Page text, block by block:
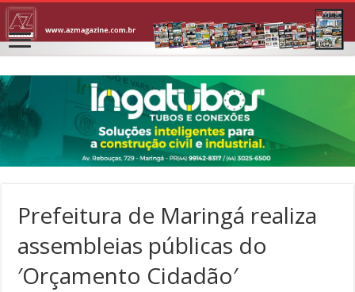
Prefeitura de Maringá realiza
assembleias públicas do
′Orçamento Cidadão′